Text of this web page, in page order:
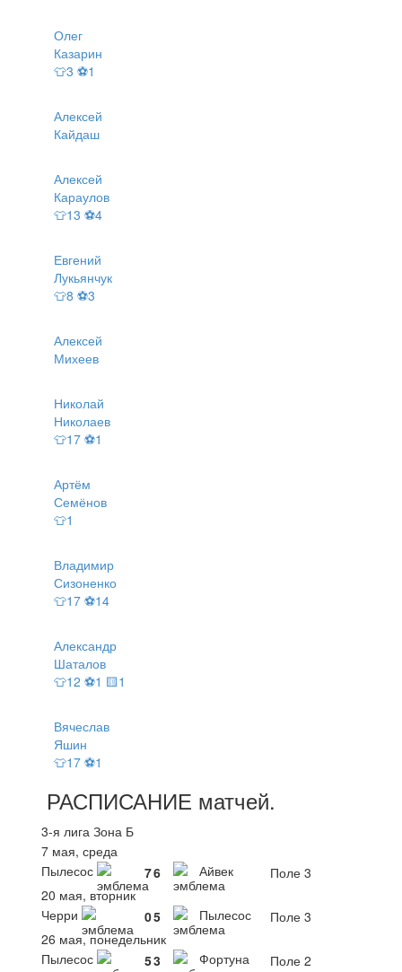
Олег
Казарин
👕3 ⚽1
Алексей
Кайдаш
Алексей
Караулов
👕13 ⚽4
Евгений
Лукьянчук
👕8 ⚽3
Алексей
Михеев
Николай
Николаев
👕17 ⚽1
Артём
Семёнов
👕1
Владимир
Сизоненко
👕17 ⚽14
Александр
Шаталов
👕12 ⚽1 🟨1
Вячеслав
Яшин
👕17 ⚽1
РАСПИСАНИЕ матчей.
3-я лига Зона Б
7 мая, среда
Пылесос
76 Айвек
Поле 3
20 мая, вторник
Черри
05 Пылесос
Поле 3
26 мая, понедельник
Пылесос
53 Фортуна
Поле 2